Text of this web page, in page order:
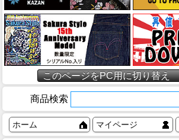
このページをPC用に切り替え
商品検索
ホーム マイページ